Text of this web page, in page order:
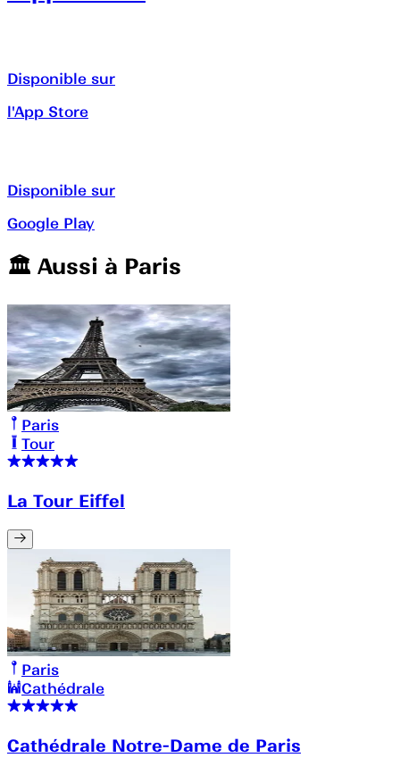
Disponible sur
l'App Store
Disponible sur
Google Play
🏛️️ Aussi à Paris
Paris
Tour
La Tour Eiffel
Paris
Cathédrale
Cathédrale Notre-Dame de Paris